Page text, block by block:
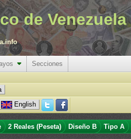
de Venezuela
Secciones
English
2 Reales (Peseta) Diseño B Tipo A